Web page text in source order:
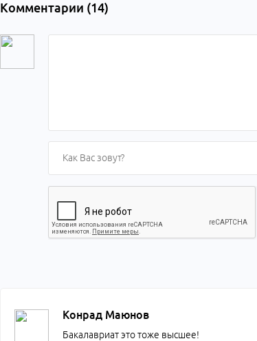
Комментарии (14)
Конрад Маюнов
Бакалавриат это тоже высшее!